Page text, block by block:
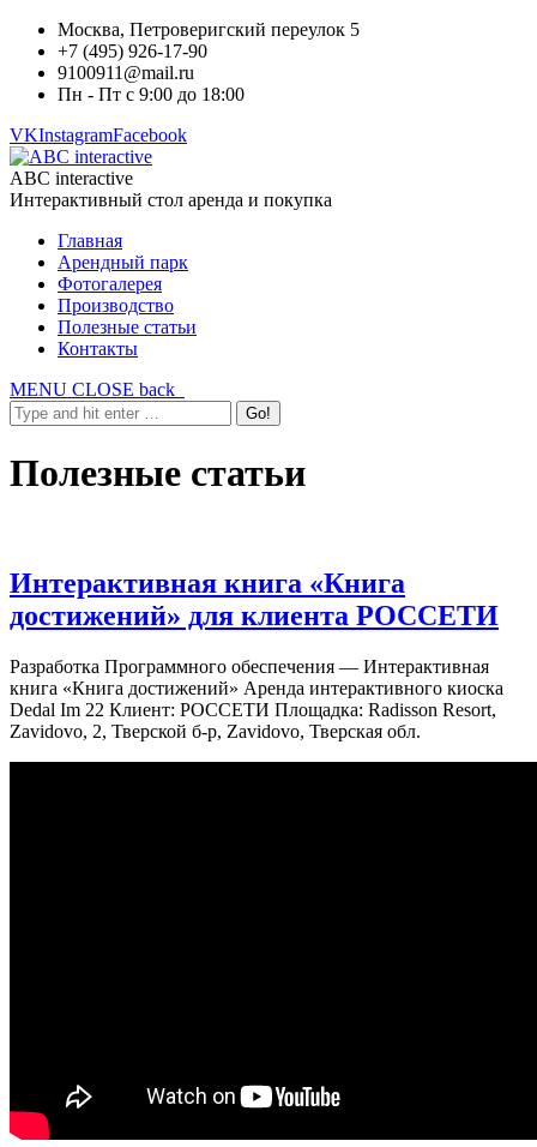
Москва, Петроверигский переулок 5
+7 (495) 926-17-90
9100911@mail.ru
Пн - Пт с 9:00 до 18:00
VKInstagramFacebook
ABC interactive
Интерактивный стол аренда и покупка
Главная
Арендный парк
Фотогалерея
Производство
Полезные статьи
Контакты
MENU CLOSE back
Полезные статьи
Интерактивная книга «Книга
достижений» для клиента РОССЕТИ
Разработка Программного обеспечения — Интерактивная
книга «Книга достижений» Аренда интерактивного киоска
Dedal Im 22 Клиент: РОССЕТИ Площадка: Radisson Resort,
Zavidovo, 2, Тверской б-р, Zavidovo, Тверская обл.